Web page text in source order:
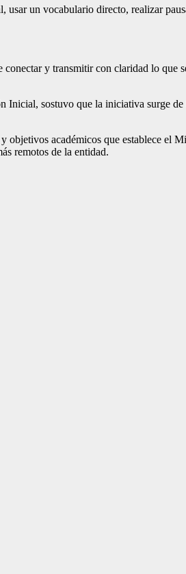
un vocabulario directo, realizar
y transmitir con claridad lo
sostuvo que la iniciativa surge
académicos que establece el
remotos de la entidad.